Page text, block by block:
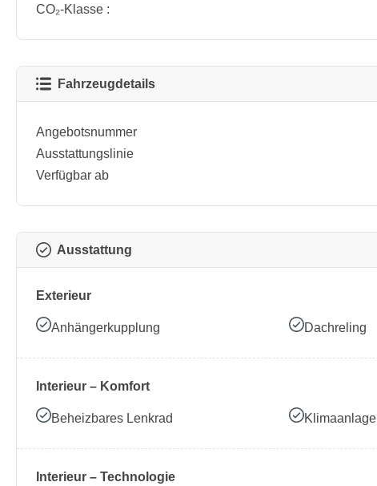
CO₂-Klasse :
Fahrzeugdetails
Angebotsnummer
Ausstattungslinie
Verfügbar ab
Ausstattung
Exterieur
Anhängerkupplung Dachreling
Interieur – Komfort
Beheizbares Lenkrad Klimaanlage
Interieur – Technologie